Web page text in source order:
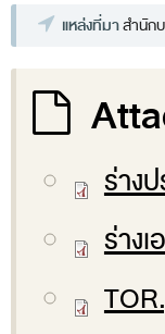
ส่วนกลาง
คณะกรรมการตรว
โครงสร้างคณะก
เอกสารที่เกี่ยวข้
บุคลากรอื่น
แหล่งที่มาสำนัก
ร่าง
ร่าง